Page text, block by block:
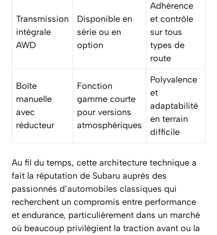
Transmission
intégrale
AWD
Disponible en
série ou en
option
Adhérence
et contrôle
sur tous
types de
route
Boîte
manuelle
avec
réducteur
Fonction
gamme courte
pour versions
atmosphériques
Polyvalence
et
adaptabilité
en terrain
difficile
Au fil du temps, cette architecture technique a
fait la réputation de Subaru auprès des
passionnés d’automobiles classiques qui
recherchent un compromis entre performance
et endurance, particulièrement dans un marché
où beaucoup privilégient la traction avant ou la